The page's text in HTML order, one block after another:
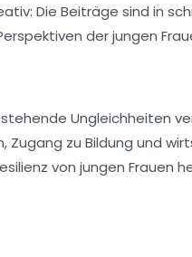
Die Beiträge sind in
der jungen
Ungleichheiten
Zugang zu Bildung und
von jungen Frauen